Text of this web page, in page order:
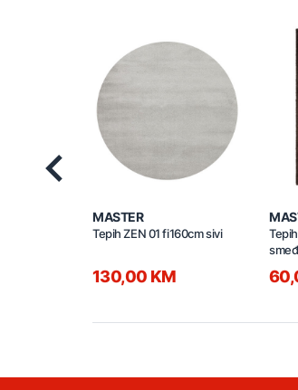
MASTER
Tepih ZEN 01 fi160cm sivi
130,00 KM